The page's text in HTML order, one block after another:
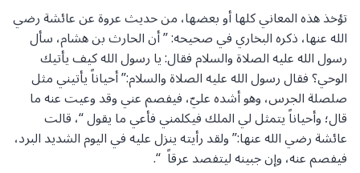
تؤخذ هذه المعاني كلها أو بعضها، من حديث عروة عن عائشة رضي
الله عنها، ذكره البخاري في صحيحه: ” أن الحارث بن هشام، سأل
رسول الله عليه الصلاة والسلام فقال: يا رسول الله كيف يأتيك
الوحي؟ فقال رسول الله عليه الصلاة والسلام:” أحياناً يأتيني مثل
صلصلة الجرس، وهو أشده عليّ، فيفصم عني وقد وعيت عنه ما
قال؛ وأحياناً يتمثل لي الملك فيكلمني فأعي ما يقول “، قالت
عائشة رضي الله عنها:” ولقد رأيته ينزل عليه في اليوم الشديد البرد،
فيفصم عنه، وإن جبينه ليتفصد عرقاً “.